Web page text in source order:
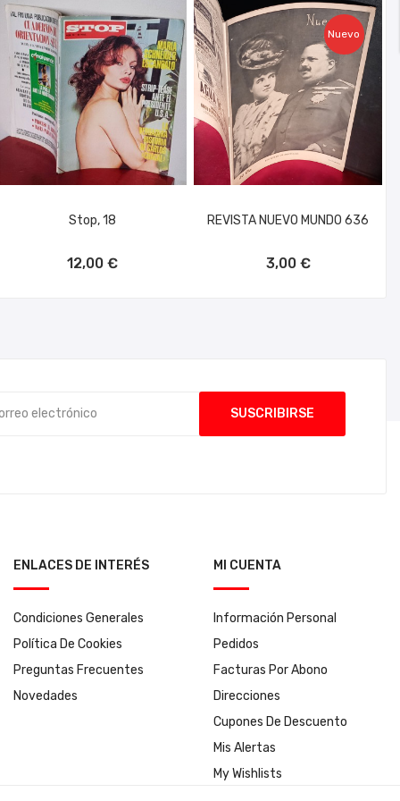
Stop, 18
12,00 €
Nuevo
REVISTA NUEVO MUNDO 636
3,00 €
ENLACES DE INTERÉS
Condiciones Generales
Política De Cookies
Preguntas Frecuentes
Novedades
MI CUENTA
Información Personal
Pedidos
Facturas Por Abono
Direcciones
Cupones De Descuento
Mis Alertas
My Wishlists